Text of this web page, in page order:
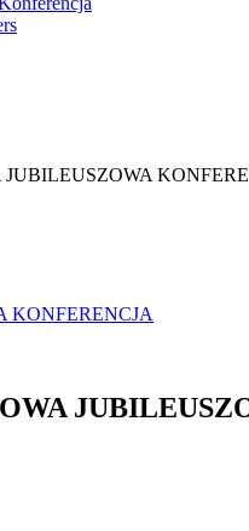
KONFERENCJA